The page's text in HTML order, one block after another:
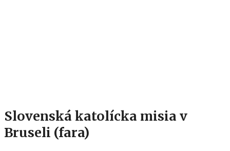
Slovenská katolícka misia v
Bruseli (fara)